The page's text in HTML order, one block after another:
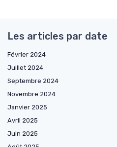
Les articles par date
Février 2024
Juillet 2024
Septembre 2024
Novembre 2024
Janvier 2025
Avril 2025
Juin 2025